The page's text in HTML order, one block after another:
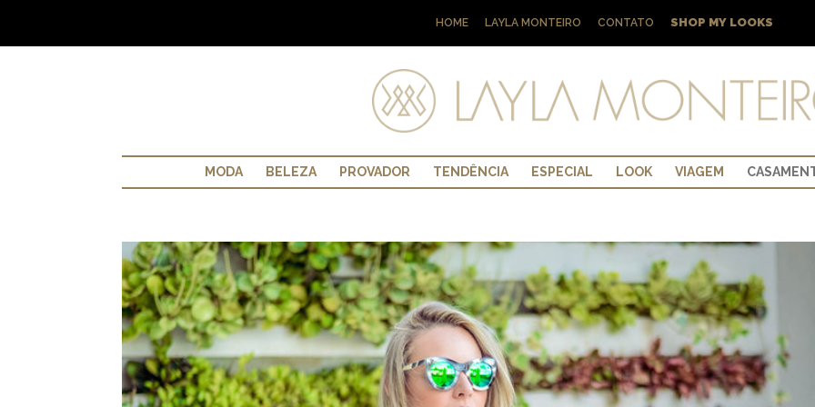
HOME LAYLA MONTEIRO CONTATO SHOP MY LOOKS
MODA BELEZA PROVADOR TENDÊNCIA ESPECIAL LOOK VIAGEM